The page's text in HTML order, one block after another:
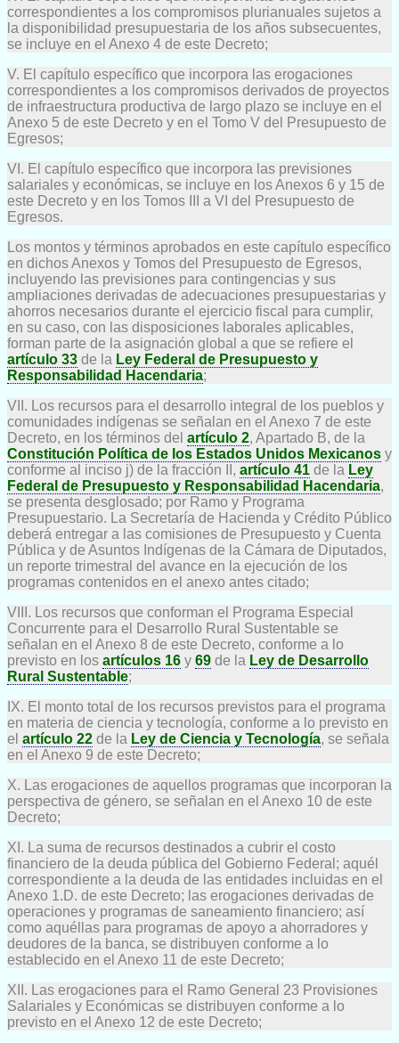
correspondientes a los compromisos plurianuales sujetos a
la disponibilidad presupuestaria de los años subsecuentes,
se incluye en el Anexo 4 de este Decreto;
V. El capítulo específico que incorpora las erogaciones
correspondientes a los compromisos derivados de proyectos
de infraestructura productiva de largo plazo se incluye en el
Anexo 5 de este Decreto y en el Tomo V del Presupuesto de
Egresos;
VI. El capítulo específico que incorpora las previsiones
salariales y económicas, se incluye en los Anexos 6 y 15 de
este Decreto y en los Tomos III a VI del Presupuesto de
Egresos.
Los montos y términos aprobados en este capítulo específico
en dichos Anexos y Tomos del Presupuesto de Egresos,
incluyendo las previsiones para contingencias y sus
ampliaciones derivadas de adecuaciones presupuestarias y
ahorros necesarios durante el ejercicio fiscal para cumplir,
en su caso, con las disposiciones laborales aplicables,
forman parte de la asignación global a que se refiere el
artículo 33 de la Ley Federal de Presupuesto y
Responsabilidad Hacendaria;
VII. Los recursos para el desarrollo integral de los pueblos y
comunidades indígenas se señalan en el Anexo 7 de este
Decreto, en los términos del artículo 2, Apartado B, de la
Constitución Política de los Estados Unidos Mexicanos y
conforme al inciso j) de la fracción II, artículo 41 de la Ley
Federal de Presupuesto y Responsabilidad Hacendaria,
se presenta desglosado; por Ramo y Programa
Presupuestario. La Secretaría de Hacienda y Crédito Público
deberá entregar a las comisiones de Presupuesto y Cuenta
Pública y de Asuntos Indígenas de la Cámara de Diputados,
un reporte trimestral del avance en la ejecución de los
programas contenidos en el anexo antes citado;
VIII. Los recursos que conforman el Programa Especial
Concurrente para el Desarrollo Rural Sustentable se
señalan en el Anexo 8 de este Decreto, conforme a lo
previsto en los artículos 16 y 69 de la Ley de Desarrollo
Rural Sustentable;
IX. El monto total de los recursos previstos para el programa
en materia de ciencia y tecnología, conforme a lo previsto en
el artículo 22 de la Ley de Ciencia y Tecnología, se señala
en el Anexo 9 de este Decreto;
X. Las erogaciones de aquellos programas que incorporan la
perspectiva de género, se señalan en el Anexo 10 de este
Decreto;
XI. La suma de recursos destinados a cubrir el costo
financiero de la deuda pública del Gobierno Federal; aquél
correspondiente a la deuda de las entidades incluidas en el
Anexo 1.D. de este Decreto; las erogaciones derivadas de
operaciones y programas de saneamiento financiero; así
como aquéllas para programas de apoyo a ahorradores y
deudores de la banca, se distribuyen conforme a lo
establecido en el Anexo 11 de este Decreto;
XII. Las erogaciones para el Ramo General 23 Provisiones
Salariales y Económicas se distribuyen conforme a lo
previsto en el Anexo 12 de este Decreto;